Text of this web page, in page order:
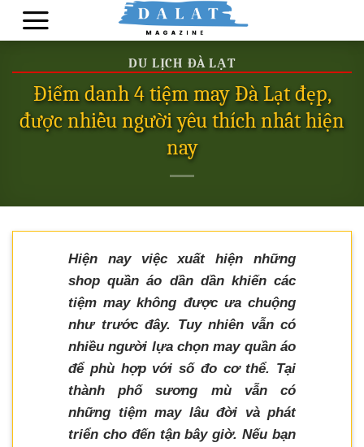
Skip
DU LỊCH ĐÀ LẠT
Điểm danh 4 tiệm may Đà Lạt đẹp,
được nhiều người yêu thích nhất hiện
nay
Hiện nay việc xuất hiện những
shop quần áo dần dần khiến các
tiệm may không được ưa chuộng
như trước đây. Tuy nhiên vẫn có
nhiều người lựa chọn may quần áo
để phù hợp với số đo cơ thể. Tại
thành phố sương mù vẫn có
những tiệm may lâu đời và phát
triển cho đến tận bây giờ. Nếu bạn